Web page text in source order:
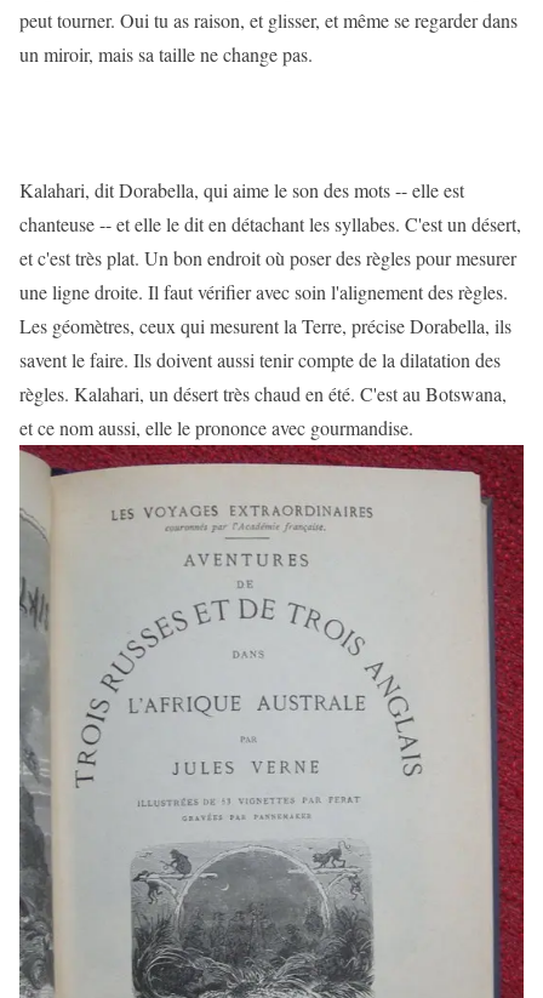
peut tourner. Oui tu as raison, et glisser, et même se regarder dans
un miroir, mais sa taille ne change pas.
Kalahari, dit Dorabella, qui aime le son des mots -- elle est
chanteuse -- et elle le dit en détachant les syllabes. C'est un désert,
et c'est très plat. Un bon endroit où poser des règles pour mesurer
une ligne droite. Il faut vérifier avec soin l'alignement des règles.
Les géomètres, ceux qui mesurent la Terre, précise Dorabella, ils
savent le faire. Ils doivent aussi tenir compte de la dilatation des
règles. Kalahari, un désert très chaud en été. C'est au Botswana,
et ce nom aussi, elle le prononce avec gourmandise.